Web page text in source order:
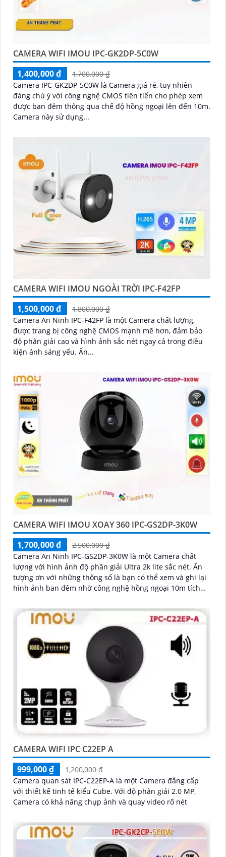
CAMERA WIFI IMOU IPC-GK2DP-5C0W
1,400,000 ₫
1,700,000 ₫
Camera IPC-GK2DP-5C0W là Camera giá rẻ, tuy nhiên
đáng chú ý với công nghệ CMOS tiên tiến cho phép xem
được ban đêm thông qua chế độ hồng ngoại lên đến 10m.
Camera này sử dụng...
CAMERA WIFI IMOU NGOÀI TRỜI IPC-F42FP
1,500,000 ₫
1,800,000 ₫
Camera An Ninh IPC-F42FP là một Camera chất lượng,
được trang bị công nghệ CMOS mạnh mẽ hơn, đảm bảo
độ phân giải cao và hình ảnh sắc nét ngay cả trong điều
kiện ánh sáng yếu. Ấn...
CAMERA WIFI IMOU XOAY 360 IPC-GS2DP-3K0W
1,700,000 ₫
2,500,000 ₫
Camera An Ninh IPC-GS2DP-3K0W là một Camera chất
lượng với hình ảnh độ phân giải Ultra 2k lite sắc nét. Ấn
tượng ơn với những thông số là bạn có thể xem và ghi lại
hình ảnh ban đêm nhờ công nghệ hồng ngoại 10m tích
CAMERA WIFI IPC C22EP A
999,000 ₫
1,200,000 ₫
Camera quan sát IPC-C22EP-A là một Camera đẳng cấp
với thiết kế tinh tế kiểu Cube. Với độ phân giải 2.0 MP,
Camera có khả năng chụp ảnh và quay video rõ nét